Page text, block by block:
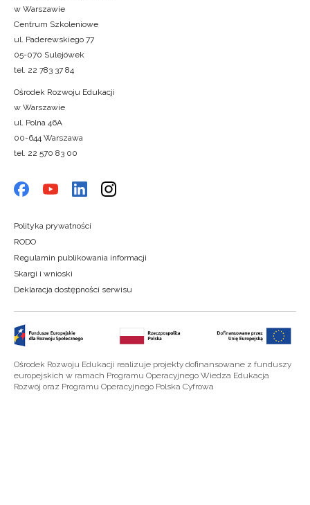
w Warszawie
Centrum Szkoleniowe
ul. Paderewskiego 77
05-070 Sulejówek
tel. 22 783 37 84
Ośrodek Rozwoju Edukacji
w Warszawie
ul. Polna 46A
00-644 Warszawa
tel. 22 570 83 00
Polityka prywatności
RODO
Regulamin publikowania informacji
Skargi i wnioski
Deklaracja dostępności serwisu
Ośrodek Rozwoju Edukacji realizuje projekty dofinansowane z funduszy
europejskich w ramach Programu Operacyjnego Wiedza Edukacja
Rozwój oraz Programu Operacyjnego Polska Cyfrowa